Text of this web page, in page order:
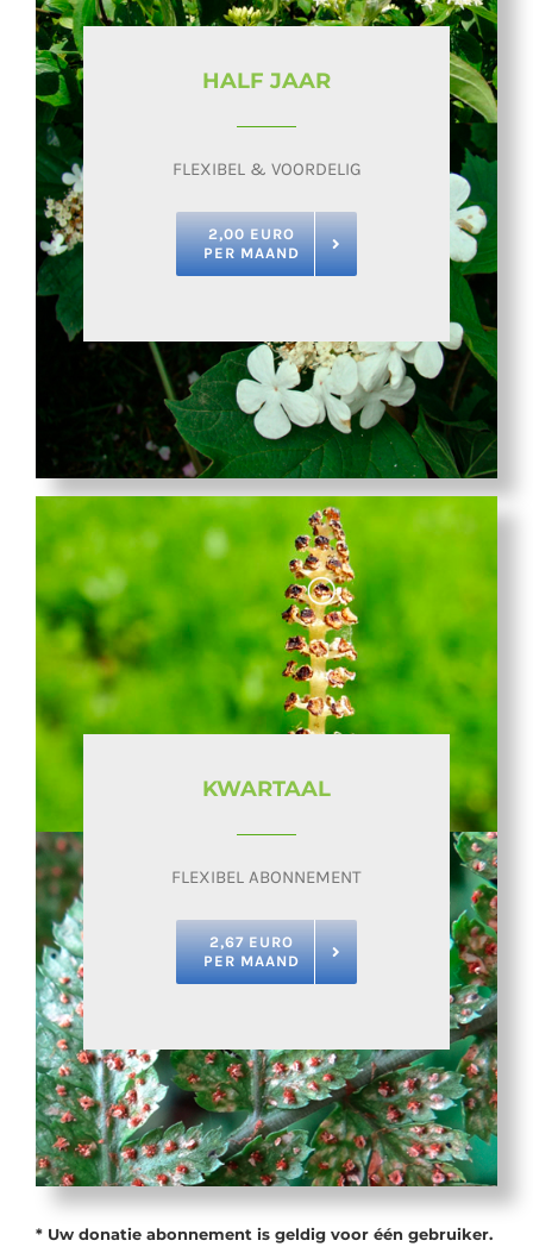
HALF JAAR
FLEXIBEL & VOORDELIG
2,00 EURO
PER MAAND
KWARTAAL
FLEXIBEL ABONNEMENT
2,67 EURO
PER MAAND
* Uw donatie abonnement is geldig voor één gebruiker.